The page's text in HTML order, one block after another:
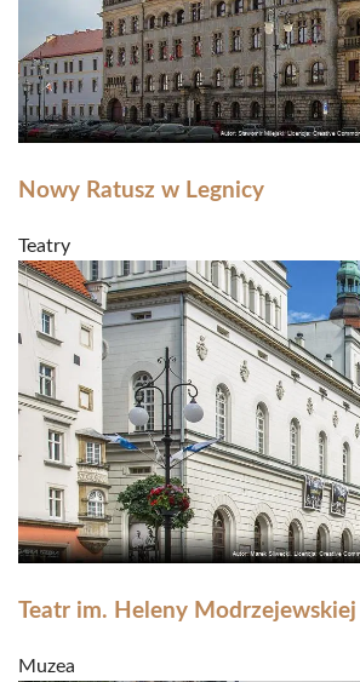
Nowy Ratusz w Legnicy
Teatry
Teatr im. Heleny
Muzea